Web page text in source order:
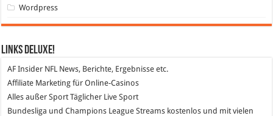
Wordpress
Links DeLuXe!
AF Insider NFL News, Berichte, Ergebnisse etc.
Affiliate Marketing für Online-Casinos
Alles außer Sport Täglicher Live Sport
Bundesliga und Champions League Streams kostenlos und mit vielen